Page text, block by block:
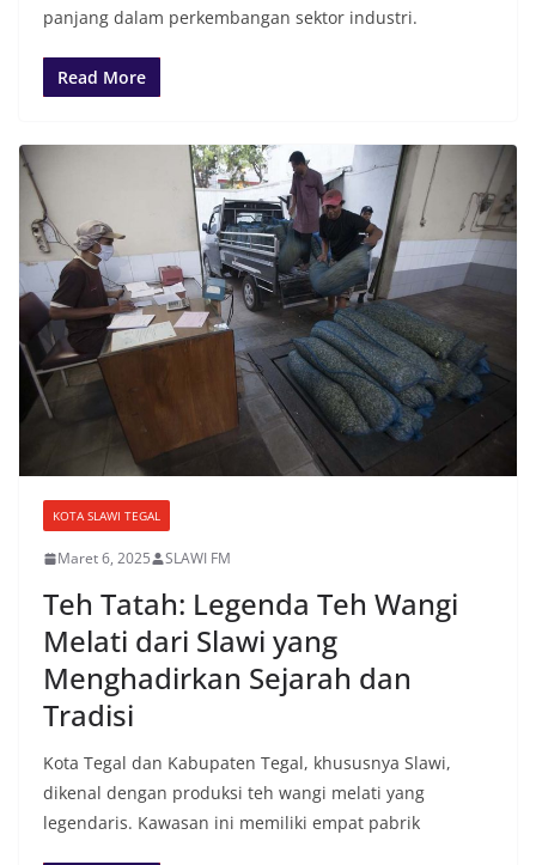
panjang dalam perkembangan sektor industri.
Read More
KOTA SLAWI TEGAL
Maret 6, 2025 SLAWI FM
Teh Tatah: Legenda Teh Wangi
Melati dari Slawi yang
Menghadirkan Sejarah dan
Tradisi
Kota Tegal dan Kabupaten Tegal, khususnya Slawi,
dikenal dengan produksi teh wangi melati yang
legendaris. Kawasan ini memiliki empat pabrik